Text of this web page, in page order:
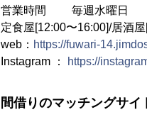
営業時間 毎週水曜日
定食屋[12:00〜16:00]/居酒
web： https://fuwari-
Instagram ：
https://
間借りのマッチングサ